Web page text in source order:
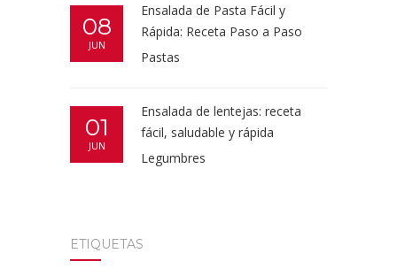
08
JUN
Ensalada de Pasta Fácil y
Rápida: Receta Paso a Paso
Pastas
01
JUN
Ensalada de lentejas: receta
fácil, saludable y rápida
Legumbres
ETIQUETAS